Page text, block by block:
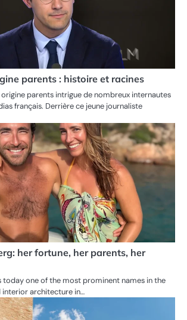
parents : histoire et racines
parents intrigue de nombreux internautes
français. Derrière ce jeune journaliste
her fortune, her parents, her
today one of the most prominent names in the
interior architecture in…